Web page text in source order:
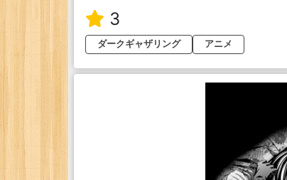
3
ダークギャザリング
アニメ